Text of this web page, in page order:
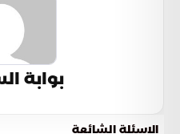
بوابة
الاسئلة الشائعة